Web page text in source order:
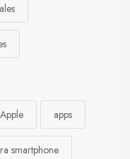
Apple apps
smartphone